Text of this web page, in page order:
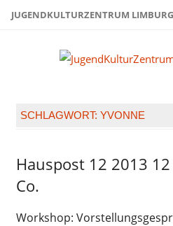
ZumJUGENDKULTURZENTRUM
SCHLAGWORT: YVONNE
Hauspost
12-2013
Hauspost 12 2013
Co.
Workshop: